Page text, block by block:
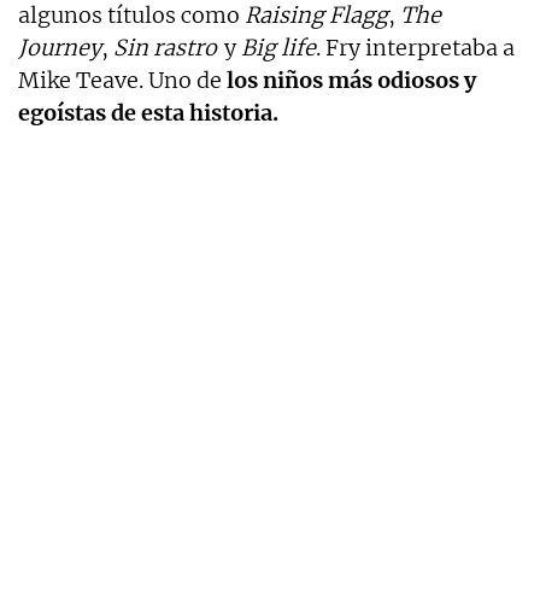
algunos títulos como Raising Flagg, The
Journey, Sin rastro yBig life. Fry interpretaba a
Mike Teave. Uno de los niños más odiosos y
egoístas de esta historia.